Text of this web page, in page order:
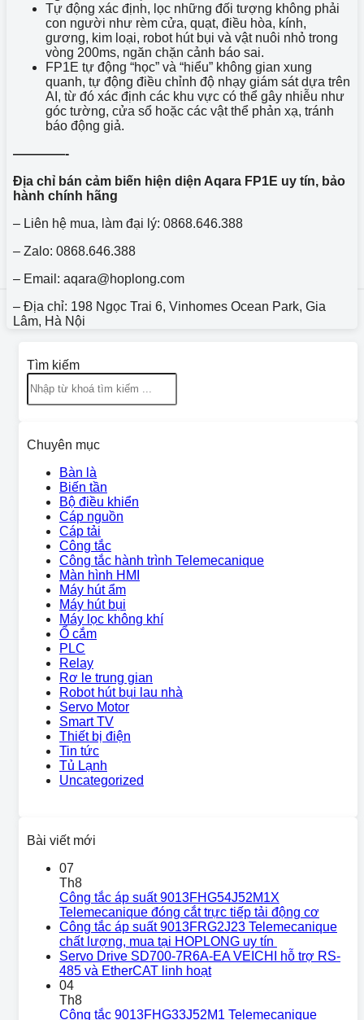
Tự động xác định, lọc những đối tượng không phải
con người như rèm cửa, quạt, điều hòa, kính,
gương, kim loại, robot hút bụi và vật nuôi nhỏ trong
vòng 200ms, ngăn chặn cảnh báo sai.
FP1E tự động “học” và “hiểu” không gian xung
quanh, tự động điều chỉnh độ nhạy giám sát dựa trên
AI, từ đó xác định các khu vực có thể gây nhiễu như
góc tường, cửa sổ hoặc các vật thể phản xạ, tránh
báo động giả.
————-
Địa chỉ bán cảm biến hiện diện Aqara FP1E uy tín, bảo
hành chính hãng
– Liên hệ mua, làm đại lý: 0868.646.388
– Zalo: 0868.646.388
– Email: aqara@hoplong.com
– Địa chỉ: 198 Ngọc Trai 6, Vinhomes Ocean Park, Gia
Lâm, Hà Nội
Tìm kiếm
Chuyên mục
Bàn là
Biến tần
Bộ điều khiển
Cáp nguồn
Cáp tải
Công tắc
Công tắc hành trình Telemecanique
Màn hình HMI
Máy hút ẩm
Máy hút bụi
Máy lọc không khí
Ổ cắm
PLC
Relay
Rơ le trung gian
Robot hút bụi lau nhà
Servo Motor
Smart TV
Thiết bị điện
Tin tức
Tủ Lạnh
Uncategorized
Bài viết mới
07
Th8
Công tắc áp suất 9013FHG54J52M1X
Telemecanique đóng cắt trực tiếp tải động cơ
Công tắc áp suất 9013FRG2J23 Telemecanique
chất lượng, mua tại HOPLONG uy tín
Servo Drive SD700-7R6A-EA VEICHI hỗ trợ RS-
485 và EtherCAT linh hoạt
04
Th8
Công tắc 9013FHG33J52M1 Telemecanique